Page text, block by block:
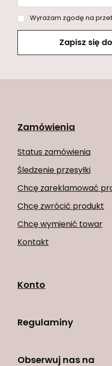
Wyrażam zgodę na przetwarzanie moich danych osobowych (adres e-
Zapisz się
Zamówienia
Status zamówienia
Śledzenie przesyłki
Chcę zareklamować
Chcę zwrócić produkt
Chcę wymienić towar
Kontakt
Konto
Regulaminy
Obserwuj nas na